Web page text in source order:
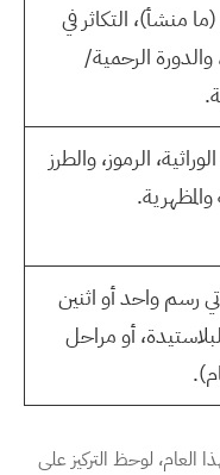
(ما منشأ)، التكاثر في
والدورة الرحمية/
الرموز، والطرز
والمظهرية.
رسم واحد أو اثنين
أو مراحل
العام، لوحظ التركيز على